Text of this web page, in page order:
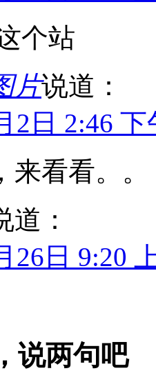
个站
片说道：
2日 2:46 下
看看。。
道：
26日 9:20
说两句吧